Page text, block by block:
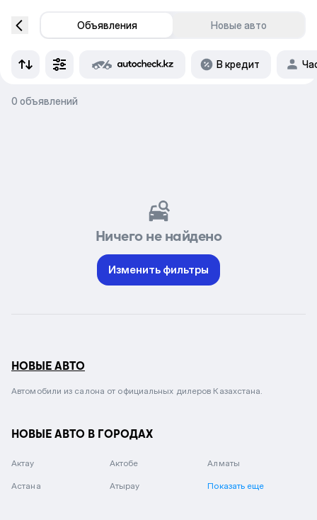
Объявления Новые авто
В кредит
0 объявлений
Ничего не найдено
Изменить фильтры
НОВЫЕ АВТО
Автомобили из салона от официальных дилеров Казахстана.
НОВЫЕ АВТО В ГОРОДАХ
Актау Актобе Алматы
Астана Атырау Показать еще